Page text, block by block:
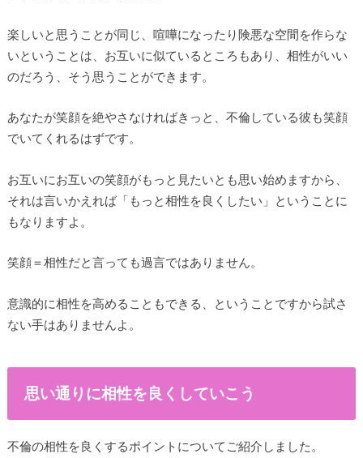
楽しいと思うことが同じ、喧嘩になったり険悪な空間を作らな
いということは、お互いに似ているところもあり、相性がいい
のだろう、そう思うことができます。
あなたが笑顔を絶やさなければきっと、不倫している彼も笑顔
でいてくれるはずです。
お互いにお互いの笑顔がもっと見たいとも思い始めますから、
それは言いかえれば「もっと相性を良くしたい」ということに
もなりますよ。
笑顔＝相性だと言っても過言ではありません。
意識的に相性を高めることもできる、ということですから試さ
ない手はありませんよ。
思い通りに相性を良くしていこう
不倫の相性を良くするポイントについてご紹介しました。